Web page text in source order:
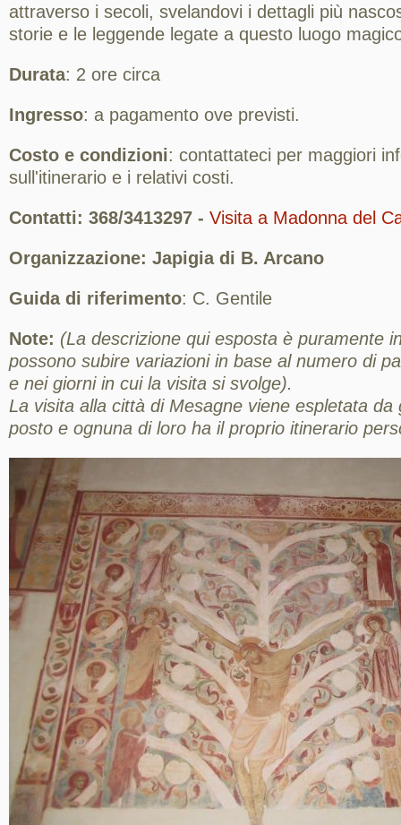
attraverso i secoli, svelandovi i dettagli più
storie e le leggende legate a questo luogo
Durata: 2 ore circa
Ingresso: a pagamento ove previsti.
Costo e condizioni: contattateci per maggiori
sull'itinerario e i relativi costi.
Contatti: 368/3413297 - Visita a Madonna del
Organizzazione: Japigia di B. Arcano
Guida di riferimento: C. Gentile
Note: (La descrizione qui esposta è puramente
possono subire variazioni in base al numero di
e nei giorni in cui la visita si svolge).
La visita alla città di Mesagne viene espletata da
posto e ognuna di loro ha il proprio itinerario